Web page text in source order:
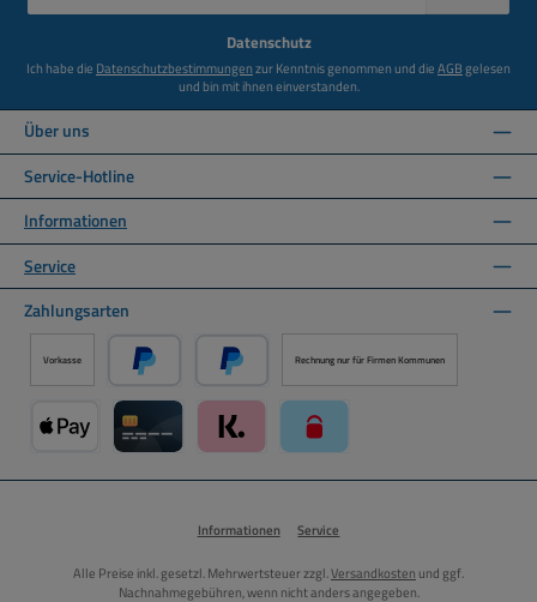
Datenschutz
Ich habe die Datenschutzbestimmungenzur Kenntnis genommen und dieAGBgelesen
und bin mit ihnen einverstanden.
Über uns
Service-Hotline
Informationen
Service
Zahlungsarten
Vorkasse
PayPal Später Bezahlen über PayPal
Rechnung nur für Firmen Kommunen
Informationen Service
Alle Preise inkl. gesetzl. Mehrwertsteuer zzgl.Versandkosten und ggf.
Nachnahmegebühren, wenn nicht anders angegeben.